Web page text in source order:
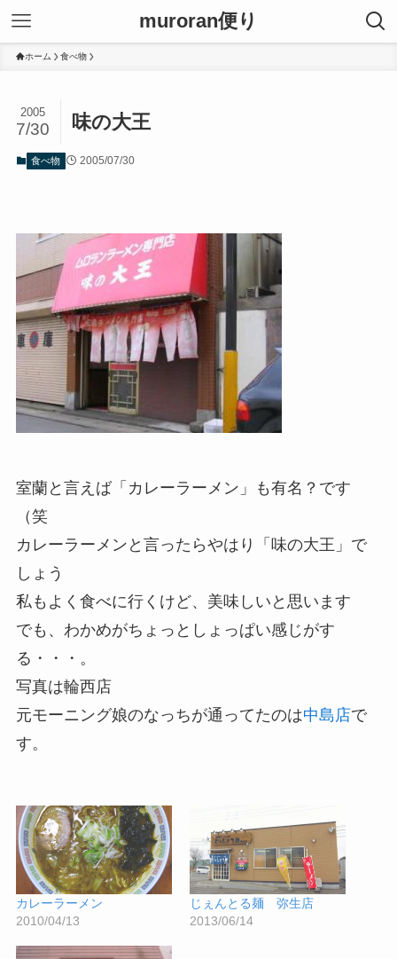
muroran便り
ホーム 食べ物
味の大王
2005
7/30
食べ物 2005/07/30
室蘭と言えば「カレーラーメン」も有名？です
（笑
カレーラーメンと言ったらやはり「味の大王」で
しょう
私もよく食べに行くけど、美味しいと思います
でも、わかめがちょっとしょっぱい感じがす
る・・・。
写真は輪西店
元モーニング娘のなっちが通ってたのは中島店で
す。
カレーラーメン
2010/04/13
じぇんとる麺 弥生店
2013/06/14